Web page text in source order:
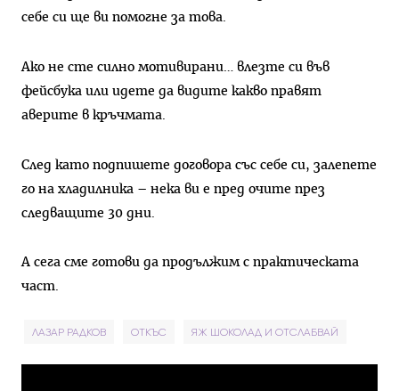
себе си ще ви помогне за това.
Ако не сте силно мотивирани… влезте си във
фейсбука или идете да видите какво правят
аверите в кръчмата.
След като подпишете договора със себе си, залепете
го на хладилника – нека ви е пред очите през
следващите 30 дни.
А сега сме готови да продължим с практическата
част.
ЛАЗАР РАДКОВ ОТКЪС ЯЖ ШОКОЛАД И ОТСЛАБВАЙ